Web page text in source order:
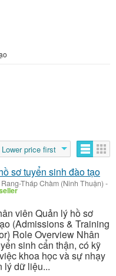
Lower price first
sơ tuyển sinh đào tạo
Tháp Chàm (Ninh Thuận) -
viên Quản lý hồ sơ
(Admissions & Training
Role Overview Nhân
sinh cẩn thận, có kỹ
khoa học và sự nhạy
lý dữ liệu...